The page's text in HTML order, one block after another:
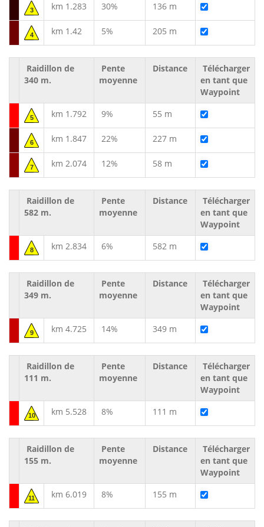
3 km 1.283 30% 136 m
4 km 1.42 5% 205 m
Raidillon de
340 m.
Pente
moyenne
Distance
Télécharger
en tant que
Waypoint
5 km 1.792 9% 55 m
6 km 1.847 22% 227 m
7 km 2.074 12% 58 m
Raidillon de
582 m.
Pente
moyenne
Distance
Télécharger
en tant que
Waypoint
8 km 2.834 6% 582 m
Raidillon de
349 m.
Pente
moyenne
Distance
Télécharger
en tant que
Waypoint
9 km 4.725 14% 349 m
Raidillon de
111 m.
Pente
moyenne
Distance
Télécharger
en tant que
Waypoint
10 km 5.528 8% 111 m
Raidillon de
155 m.
Pente
moyenne
Distance
Télécharger
en tant que
Waypoint
11 km 6.019 8% 155 m